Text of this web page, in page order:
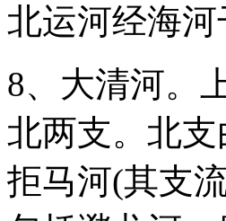
北运河经海河
8、大清河。
北两支。北
拒马河(其支